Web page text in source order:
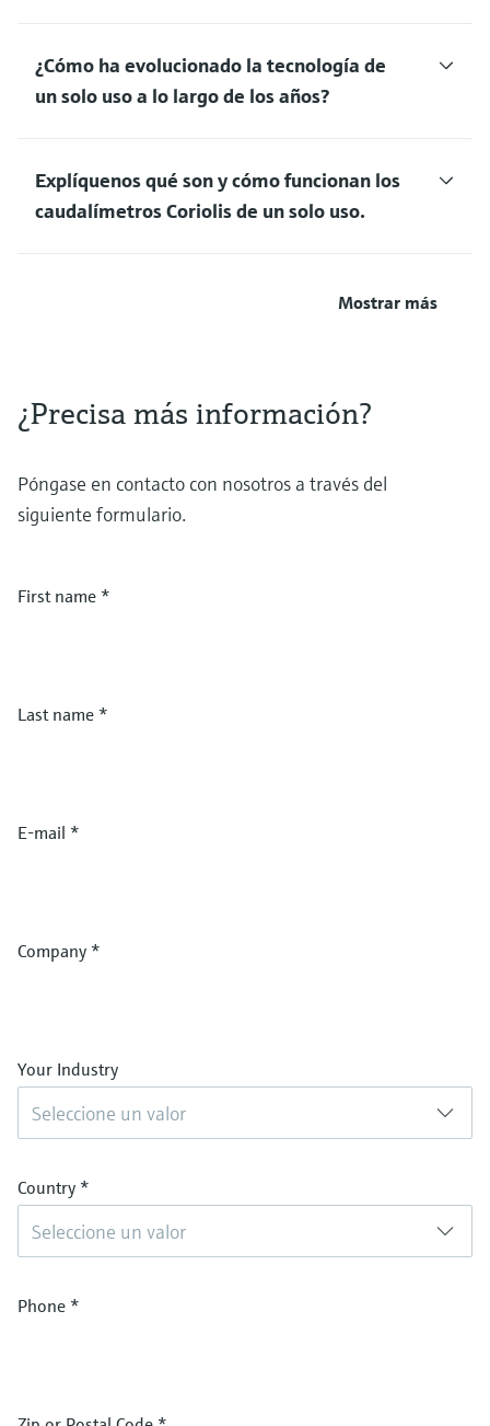
¿Cómo ha evolucionado la tecnología de
un solo uso a lo largo de los años?
Explíquenos qué son y cómo funcionan los
caudalímetros Coriolis de un solo uso.
Mostrar más
¿Precisa más información?
Póngase en contacto con nosotros a través del
siguiente formulario.
First name *
Last name *
E-mail *
Company *
Your Industry
Seleccione un valor
Country *
Seleccione un valor
Phone *